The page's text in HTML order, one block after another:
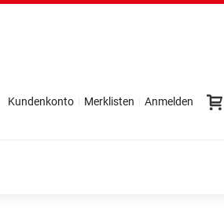
Kundenkonto Merklisten Anmelden